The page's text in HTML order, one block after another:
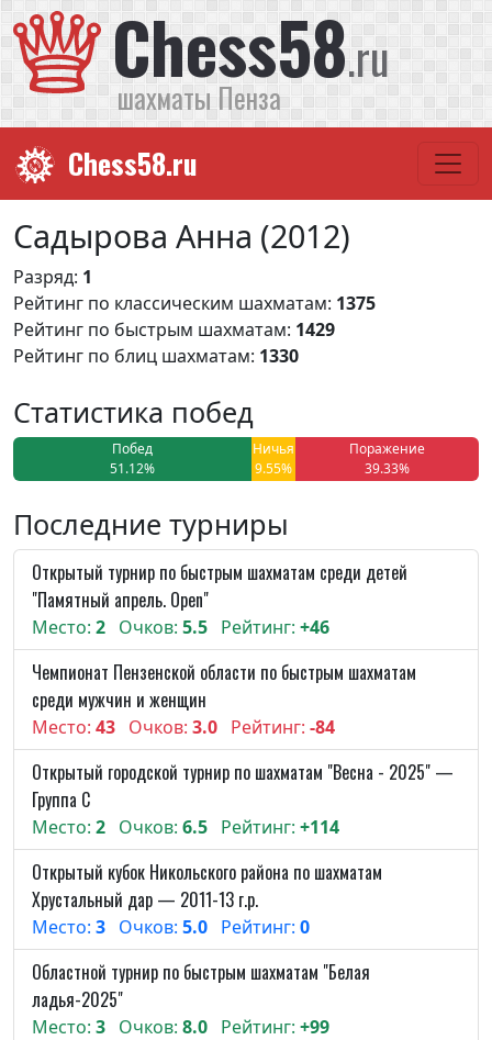
Chess58.ru
шахматы Пенза
Chess58.ru
Садырова Анна (2012)
Разряд: 1
Рейтинг по классическим шахматам: 1375
Рейтинг по быстрым шахматам: 1429
Рейтинг по блиц шахматам: 1330
Статистика побед
Побед
51.12%
Ничья
9.55%
Поражение
39.33%
Последние турниры
Открытый турнир по быстрым шахматам среди детей
"Памятный апрель. Open"
Место: 2 Очков: 5.5 Рейтинг: +46
Чемпионат Пензенской области по быстрым шахматам
среди мужчин и женщин
Место: 43 Очков: 3.0 Рейтинг: -84
Открытый городской турнир по шахматам "Весна - 2025" —
Группа C
Место: 2 Очков: 6.5 Рейтинг: +114
Открытый кубок Никольского района по шахматам
Хрустальный дар — 2011-13 г.р.
Место: 3 Очков: 5.0 Рейтинг: 0
Областной турнир по быстрым шахматам "Белая
ладья-2025"
Место: 3 Очков: 8.0 Рейтинг: +99